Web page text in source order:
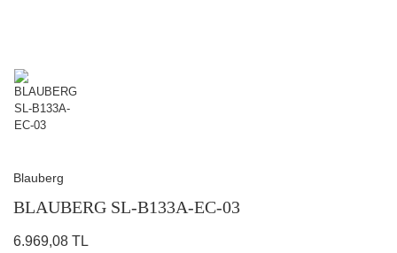
Blauberg
BLAUBERG SL-B133A-EC-03
6.969,08 TL